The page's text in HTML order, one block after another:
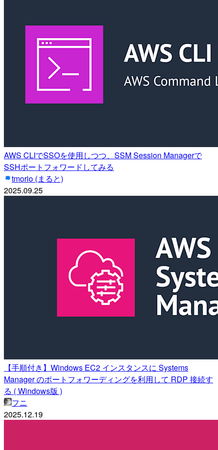
AWS CLIでSSOを使用しつつ、SSM Session Managerで
SSHポートフォワードしてみる
tmorio (まると)
2025.09.25
【手順付き】Windows EC2 インスタンスに Systems
Manager のポートフォワーディングを利用して RDP 接続す
る ( Windows版 )
フニ
2025.12.19